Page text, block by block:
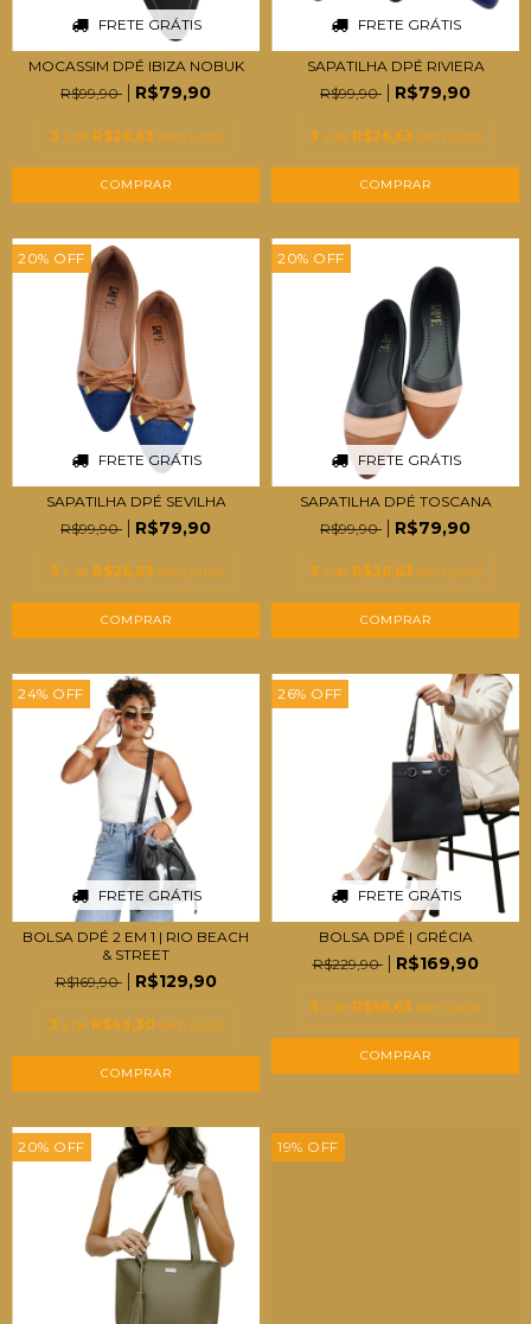
FRETE GRÁTIS
MOCASSIM DPÉ IBIZA NOBUK
R$99,90
R$79,90
3 x de R$26,63 sem juros
COMPRAR
FRETE GRÁTIS
SAPATILHA DPÉ RIVIERA
R$99,90
R$79,90
3 x de R$26,63 sem juros
COMPRAR
20% OFF
FRETE GRÁTIS
SAPATILHA DPÉ SEVILHA
R$99,90
R$79,90
3 x de R$26,63 sem juros
COMPRAR
20% OFF
FRETE GRÁTIS
SAPATILHA DPÉ TOSCANA
R$99,90
R$79,90
3 x de R$26,63 sem juros
COMPRAR
24% OFF
FRETE GRÁTIS
BOLSA DPÉ 2 EM 1 | RIO BEACH
& STREET
R$169,90
R$129,90
3 x de R$43,30 sem juros
COMPRAR
26% OFF
FRETE GRÁTIS
BOLSA DPÉ | GRÉCIA
R$229,90
R$169,90
3 x de R$56,63 sem juros
COMPRAR
20% OFF 19% OFF